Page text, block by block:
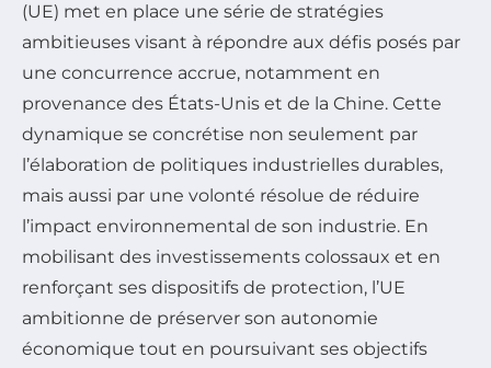
(UE) met en place une série de stratégies
ambitieuses visant à répondre aux défis posés par
une concurrence accrue, notamment en
provenance des États-Unis et de la Chine. Cette
dynamique se concrétise non seulement par
l’élaboration de politiques industrielles durables,
mais aussi par une volonté résolue de réduire
l’impact environnemental de son industrie. En
mobilisant des investissements colossaux et en
renforçant ses dispositifs de protection, l’UE
ambitionne de préserver son autonomie
économique tout en poursuivant ses objectifs